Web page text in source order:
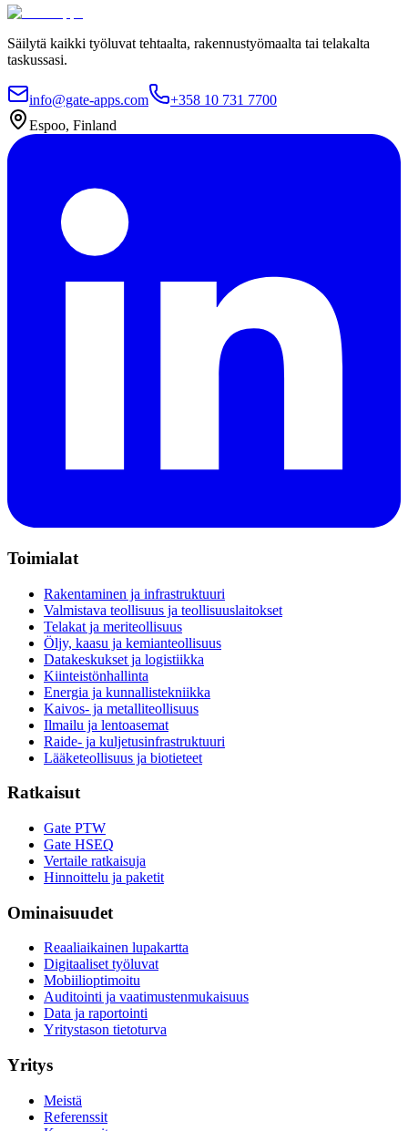
Säilytä kaikki työluvat tehtaalta, rakennustyömaalta tai telakalta
taskussasi.
info@gate-apps.com
+358 10 731 7700
Espoo, Finland
Toimialat
Rakentaminen ja infrastruktuuri
Valmistava teollisuus ja teollisuuslaitokset
Telakat ja meriteollisuus
Öljy, kaasu ja kemianteollisuus
Datakeskukset ja logistiikka
Kiinteistönhallinta
Energia ja kunnallistekniikka
Kaivos- ja metalliteollisuus
Ilmailu ja lentoasemat
Raide- ja kuljetusinfrastruktuuri
Lääketeollisuus ja biotieteet
Ratkaisut
Gate PTW
Gate HSEQ
Vertaile ratkaisuja
Hinnoittelu ja paketit
Ominaisuudet
Reaaliaikainen lupakartta
Digitaaliset työluvat
Mobiilioptimoitu
Auditointi ja vaatimustenmukaisuus
Data ja raportointi
Yritystason tietoturva
Yritys
Meistä
Referenssit